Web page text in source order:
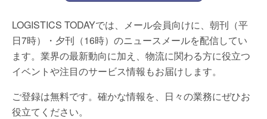
LOGISTICS TODAYでは、メール会員向けに、朝刊（平
日7時）・夕刊（16時）のニュースメールを配信してい
ます。業界の最新動向に加え、物流に関わる方に役立つ
イベントや注目のサービス情報もお届けします。
ご登録は無料です。確かな情報を、日々の業務にぜひお
役立てください。